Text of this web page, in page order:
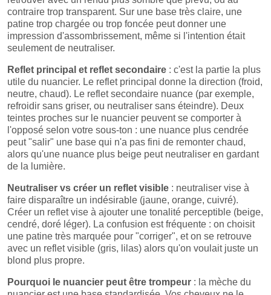
contraire trop transparent. Sur une base très claire, une
patine trop chargée ou trop foncée peut donner une
impression d'assombrissement, même si l'intention était
seulement de neutraliser.
Reflet principal et reflet secondaire : c'est la partie la plus
utile du nuancier. Le reflet principal donne la direction (froid,
neutre, chaud). Le reflet secondaire nuance (par exemple,
refroidir sans griser, ou neutraliser sans éteindre). Deux
teintes proches sur le nuancier peuvent se comporter à
l'opposé selon votre sous-ton : une nuance plus cendrée
peut "salir" une base qui n'a pas fini de remonter chaud,
alors qu'une nuance plus beige peut neutraliser en gardant
de la lumière.
Neutraliser vs créer un reflet visible : neutraliser vise à
faire disparaître un indésirable (jaune, orange, cuivré).
Créer un reflet vise à ajouter une tonalité perceptible (beige,
cendré, doré léger). La confusion est fréquente : on choisit
une patine très marquée pour "corriger", et on se retrouve
avec un reflet visible (gris, lilas) alors qu'on voulait juste un
blond plus propre.
Pourquoi le nuancier peut être trompeur : la mèche du